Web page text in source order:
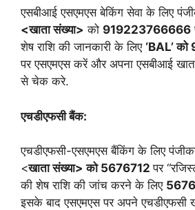
एसबीआई एसएमएस बेकिंग सेवा के लिए
<खाता संख्या> को 919223766666
शेष राशि की जानकारी के लिए ‘BAL’
पर एसएमएस करें और अपना एसबीआई
से चेक करे.
एचडीएफसी बैंक:
एचडीएफसी-एसएमएस बैंकिंग के लिए
<खाता संख्या> को 5676712पर
की शेष राशि की जांच करने के लिए
इसके बाद एसएमएस पर अपने एचडीएफसी